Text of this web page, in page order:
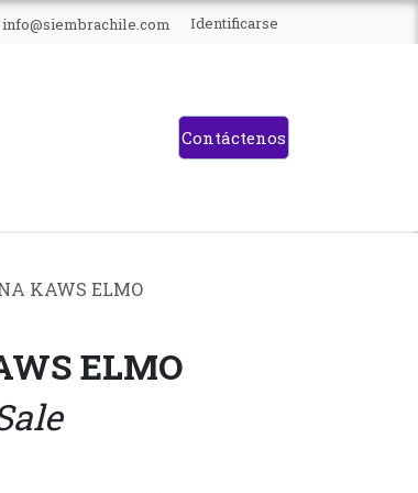
info@siembrachile.com Identificarse
Contáctenos
KAWS ELMO
ELMO